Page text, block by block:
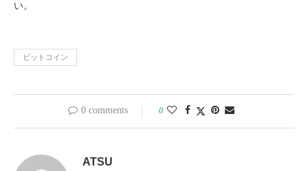
い。
ビットコイン
0 comments 0
ATSU